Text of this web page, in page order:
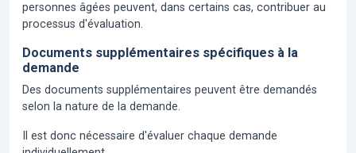
personnes âgées peuvent, dans certains cas, contribuer au
processus d'évaluation.
Documents supplémentaires spécifiques à la
demande
Des documents supplémentaires peuvent être demandés
selon la nature de la demande.
Il est donc nécessaire d'évaluer chaque demande